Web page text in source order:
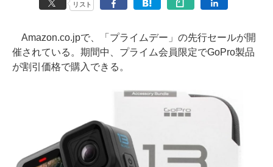
リスト
Amazon.co.jpで、「プライムデー」の先行セールが開
催されている。期間中、プライム会員限定でGoPro製品
が割引価格で購入できる。